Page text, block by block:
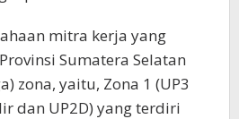
mitra kerja yang
Sumatera Selatan
zona, yaitu, Zona 1 (UP3
dan UP2D) yang terdiri